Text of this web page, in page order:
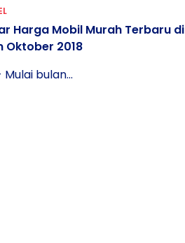
Harga Mobil Murah Terbaru di
Oktober 2018
Mulai bulan...